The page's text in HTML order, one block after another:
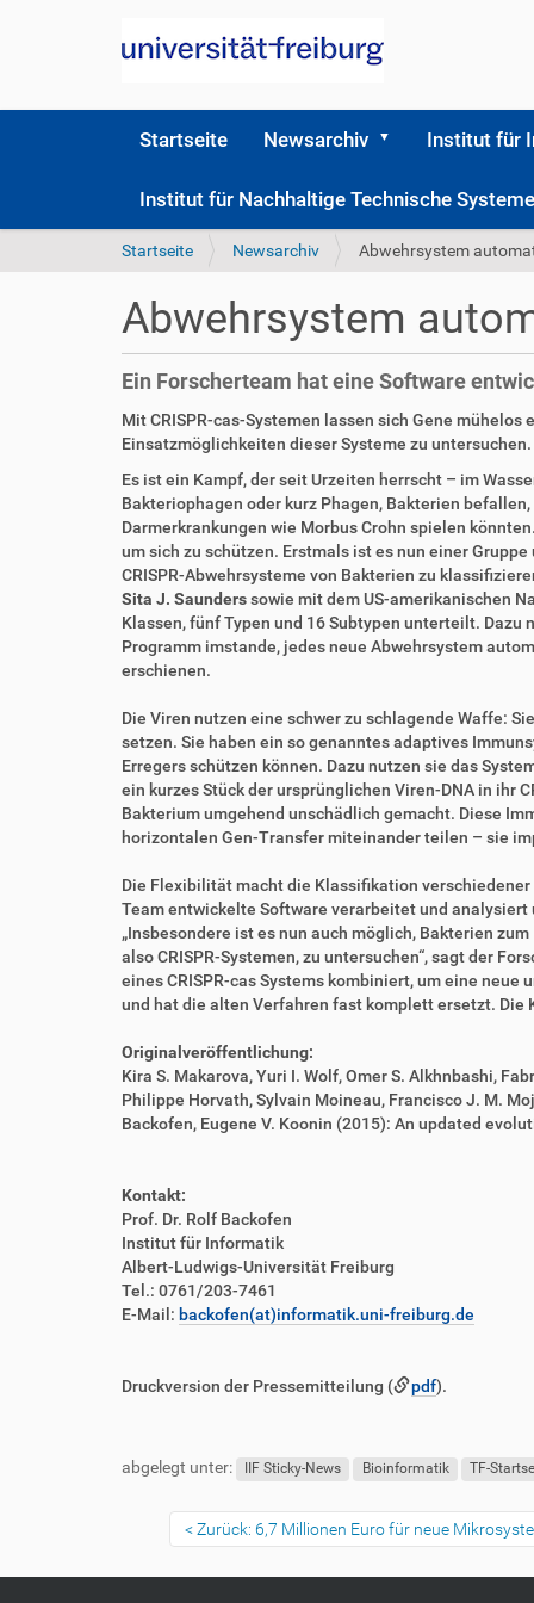
Startseite Newsarchiv Institut für
Institut für Nachhaltige Technische
S
s
d
h
i
r
Startseite Newsarchiv Abwehrsystem
Abwehrsystem
Ein Forscherteam hat eine Software
D
i
e
k
t
z
u
g
r
i
f
A
r
i
k
e
l
a
k
t
i
o
e
n
Mit CRISPR-cas-Systemen lassen sich Gene
Einsatzmöglichkeiten dieser Systeme zu
Es ist ein Kampf, der seit Urzeiten herrscht – im
Bakteriophagen oder kurz Phagen, Bakterien
Darmerkrankungen wie Morbus Crohn spielen
um sich zu schützen. Erstmals ist es nun einer
CRISPR-Abwehrsysteme von Bakterien zu
Sita J. Saunderssowie mit dem US-amerikanischen
Klassen, fünf Typen und 16 Subtypen unterteilt.
Programm imstande, jedes neue Abwehrsystem
erschienen.
Die Viren nutzen eine schwer zu schlagende Waffe:
setzen. Sie haben ein so genanntes adaptives
Erregers schützen können. Dazu nutzen sie das
ein kurzes Stück der ursprünglichen Viren-DNA in ihr
Bakterium umgehend unschädlich gemacht. Diese
horizontalen Gen-Transfer miteinander teilen – sie
Die Flexibilität macht die Klassifikation verschiedener
Team entwickelte Software verarbeitet und
„Insbesondere ist es nun auch möglich, Bakterien
also CRISPR-Systemen, zu untersuchen“, sagt der
eines CRISPR-cas Systems kombiniert, um eine
und hat die alten Verfahren fast komplett ersetzt.
Originalveröffentlichung:
Kira S. Makarova, Yuri I. Wolf, Omer S. Alkhnbashi,
Philippe Horvath, Sylvain Moineau, Francisco J. M.
Backofen, Eugene V. Koonin (2015): An updated
Kontakt:
Prof. Dr. Rolf Backofen
Institut für Informatik
Albert-Ludwigs-Universität Freiburg
Tel.: 0761/203-7461
E-Mail: backofen(at)informatik.uni-freiburg.de
Druckversion der Pressemitteilung ( pdf).
ß
n
abgelegt unter: IIF Sticky-News Bioinformatik TF-
Zurück: 6,7 Millionen Euro für neue